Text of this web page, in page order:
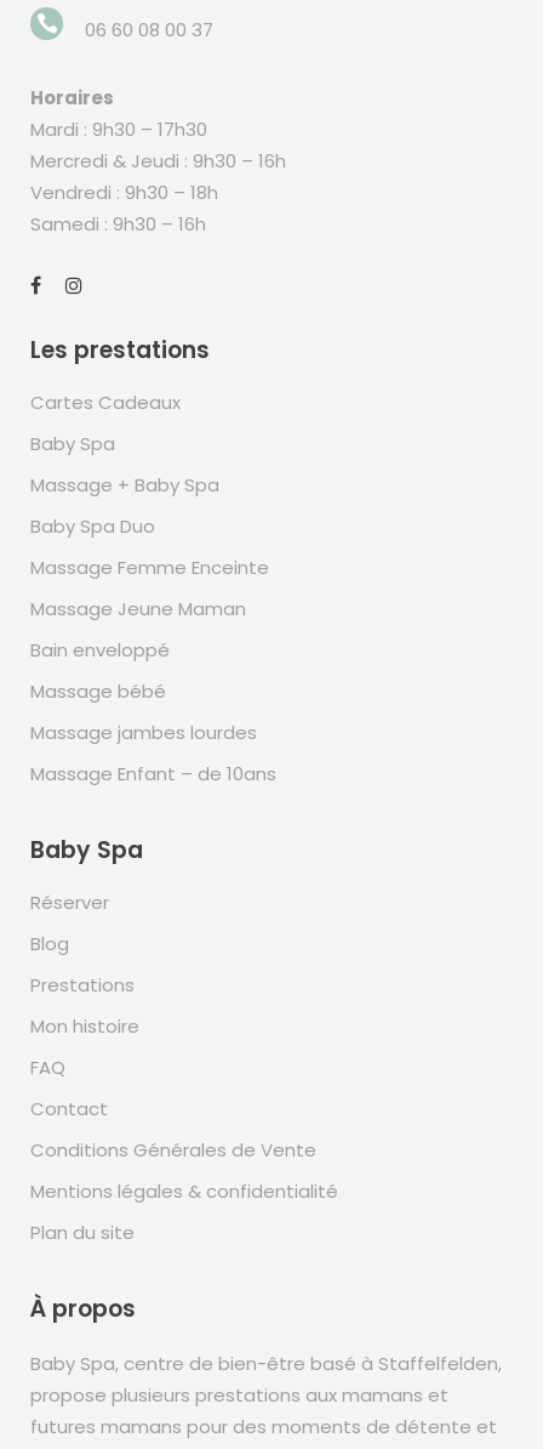
06 60 08 00 37
Horaires
Mardi : 9h30 – 17h30
Mercredi & Jeudi : 9h30 – 16h
Vendredi : 9h30 – 18h
Samedi : 9h30 – 16h
Les prestations
Cartes Cadeaux
Baby Spa
Massage + Baby Spa
Baby Spa Duo
Massage Femme Enceinte
Massage Jeune Maman
Bain enveloppé
Massage bébé
Massage jambes lourdes
Massage Enfant – de 10ans
Baby Spa
Réserver
Blog
Prestations
Mon histoire
FAQ
Contact
Conditions Générales de Vente
Mentions légales & confidentialité
Plan du site
À propos
Baby Spa, centre de bien-être basé à Staffelfelden,
propose plusieurs prestations aux mamans et
futures mamans pour des moments de détente et